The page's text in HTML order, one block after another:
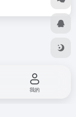
我的